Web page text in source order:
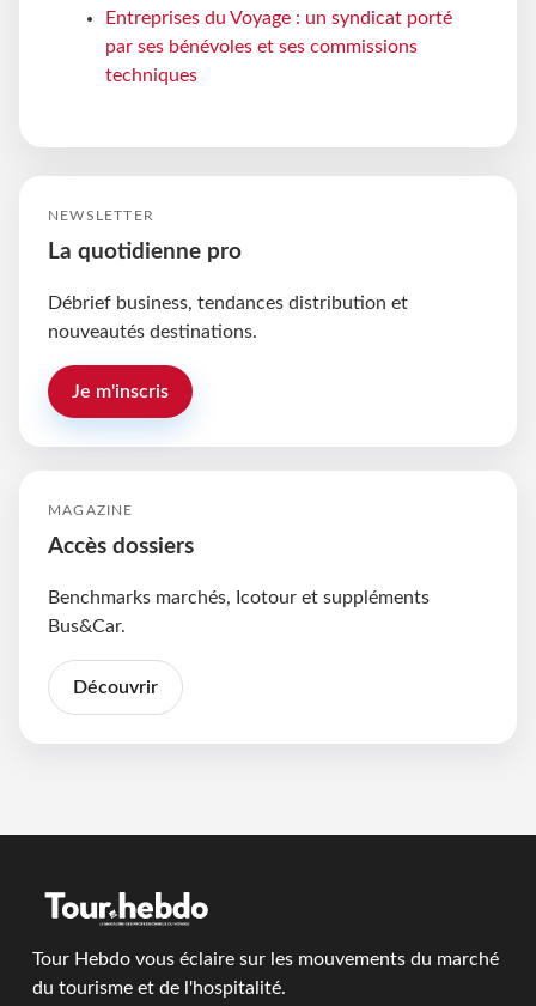
Entreprises du Voyage : un syndicat porté
par ses bénévoles et ses commissions
techniques
NEWSLETTER
La quotidienne pro
Débrief business, tendances distribution et
nouveautés destinations.
Je m'inscris
MAGAZINE
Accès dossiers
Benchmarks marchés, Icotour et suppléments
Bus&Car.
Découvrir
Tour Hebdo vous éclaire sur les mouvements du marché
du tourisme et de l'hospitalité.